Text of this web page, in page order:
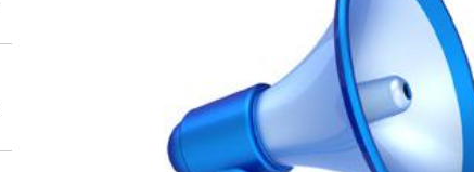
DMP, l'Arlésienne va devenir réalité
Déploiement prévu au 4ème trimestre 2016
Soins palliatifs: 40 millions de plus en 2016
La journée mondiale des soins palliatifs n'a pas été inutile
lire la suite >>